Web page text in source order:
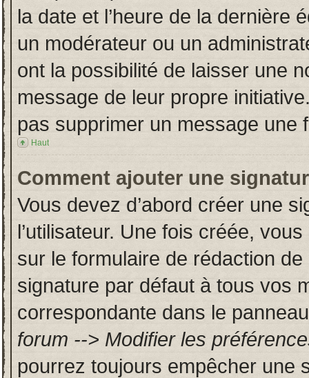
la date et l’heure de la dernière
un modérateur ou un
ont la possibilité de laisser une
message de leur propre
pas supprimer un message une
Haut
Comment ajouter une
Vous devez d’abord créer une
l’utilisateur. Une fois créée,
sur le formulaire de rédaction
signature par défaut à tous vos
correspondante dans le
forum --> Modifier les
pourrez toujours empêcher une